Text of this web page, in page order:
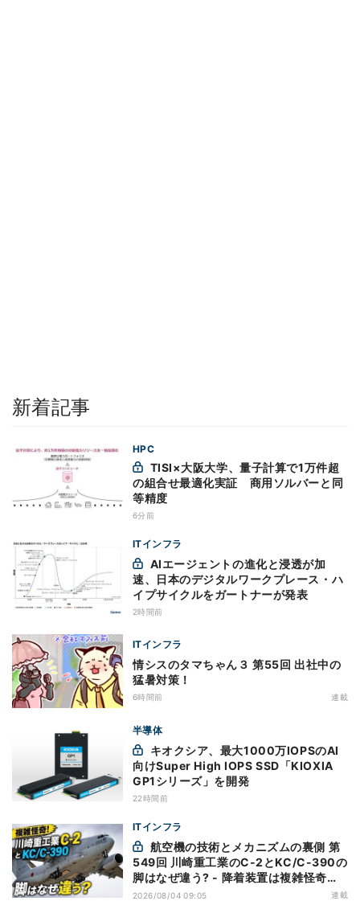
新着記事
HPC
の組合せ最適化実証 商用ソルバーと同
等精度
6分前
ITインフラ
速、日本のデジタルワークプレース・ハ
イプサイクルをガートナーが発表
2時間前
ITインフラ
情シスのタマちゃん３ 第55回 出社中の
猛暑対策！
6時間前 連載
半導体
向けSuper High IOPS SSD「KIOXIA
GP1シリーズ」を開発
22時間前
ITインフラ
549回 川崎重工業のC-2とKC/C-390の
脚はなぜ違う? - 降着装置は複雑怪奇
(5)|軍用輸送機(10)
2026/08/04 09:05 連載